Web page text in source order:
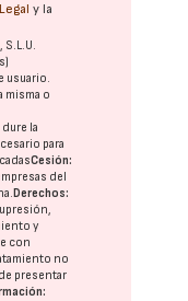
y la
S.L.U.
usuario.
misma o
la
para
Cesión:
del
Derechos:
y
con
no
presentar